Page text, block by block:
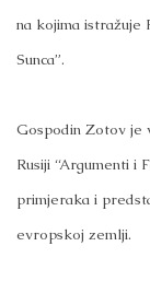
na kojima istražuje
Sunca”.
Gospodin Zotov je
Rusiji “Argumenti i
primjeraka i
evropskoj zemlji.